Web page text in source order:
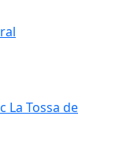
La Tossa de